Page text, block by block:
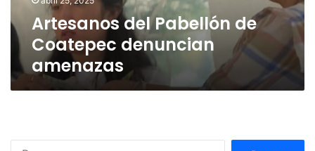
Artesanos del Pabellón de
Coatepec denuncian
amenazas